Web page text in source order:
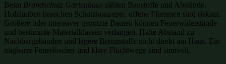
Beim Brandschutz Gartenhaus zählen Baustoffe und Abstände.
Holzlauben brauchen Schutzkonzepte, offene Flammen sind riskant.
Größere oder intensiver genutzte Bauten können Feuerwiderstände
und bestimmte Materialklassen verlangen. Halte Abstand zu
Nachbargebäuden und lagere Brennstoffe nicht direkt am Haus. Ein
tragbarer Feuerlöscher und klare Fluchtwege sind sinnvoll.